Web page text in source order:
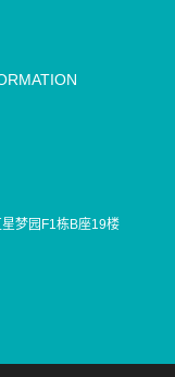
梦园F1栋B座19楼